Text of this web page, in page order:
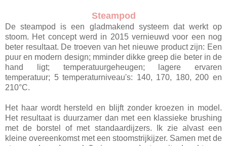
Steampod
De steampod is een gladmakend systeem dat werkt op
stoom. Het concept werd in 2015 vernieuwd voor een nog
beter resultaat. De troeven van het nieuwe product zijn: Een
puur en modern design; mminder dikke greep die beter in de
hand ligt; temperatuurgeheugen; lagere ervaren
temperatuur; 5 temperaturniveau's: 140, 170, 180, 200 en
210°C.
Het haar wordt hersteld en blijft zonder kroezen in model.
Het resultaat is duurzamer dan met een klassieke brushing
met de borstel of met standaardijzers. Ik zie alvast een
kleine overeenkomst met een stoomstrijkijzer. Samen met de